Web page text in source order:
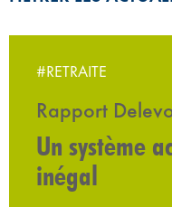
#RETRAITE
Rapport
Un système
inégal